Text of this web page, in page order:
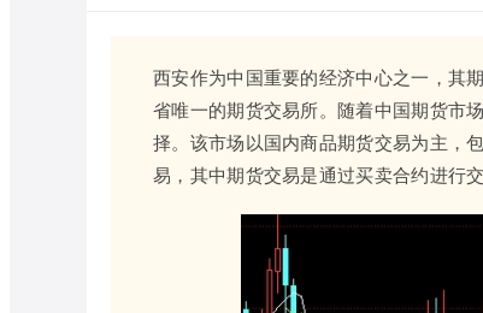
西安作为中国重要的经济中心之一，其
省唯一的期货交易所。随着中国期货市
择。该市场以国内商品期货交易为主，
易，其中期货交易是通过买卖合约进行